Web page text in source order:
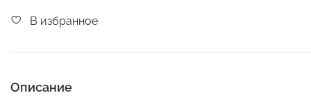
В избранное
Описание